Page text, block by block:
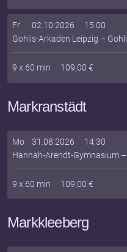
Fr 02.10.2026
15:00
Gohlis-Arkaden Leipzig –
9 x 60 min 109,00 €
Markranstädt
Mo 31.08.2026
14:30
Hannah-Arendt-Gymnasium –
9 x 60 min 109,00 €
Markkleeberg